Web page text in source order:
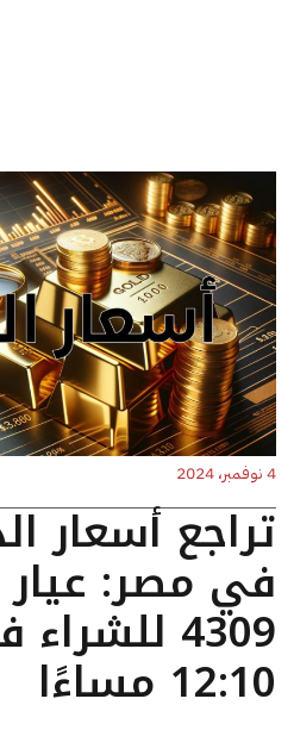
4 نوفمبر، 2024
تراجع أسعار
4309
12:10 مساءًا